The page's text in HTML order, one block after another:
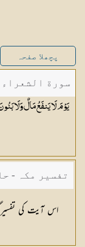
پچھلا صفحہ
سورة الشعراء -
يَوْمَ لَا يَنفَعُ مَالٌ وَلَا
تفسیر مکہ -
اس آیت کی